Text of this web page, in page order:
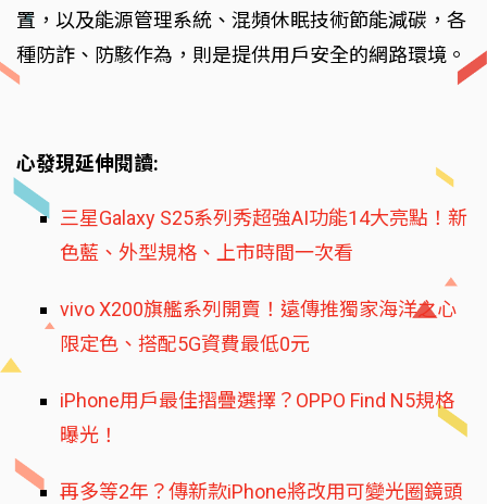
置，以及能源管理系統、混頻休眠技術節能減碳，各
種防詐、防駭作為，則是提供用戶安全的網路環境。
心發現延伸閱讀:
三星Galaxy S25系列秀超強AI功能14大亮點！新
色藍、外型規格、上市時間一次看
vivo X200旗艦系列開賣！遠傳推獨家海洋之心
限定色、搭配5G資費最低0元
iPhone用戶最佳摺疊選擇？OPPO Find N5規格
曝光！
再多等2年？傳新款iPhone將改用可變光圈鏡頭